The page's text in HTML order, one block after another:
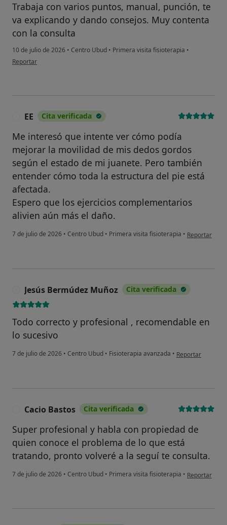
Trabaja con varios puntos, manual, punción, te
va explicando y dando consejos. Muy contenta
con la consulta
10 de julio de 2026 • Centro Ubud • Primera visita fisioterapia •
en opinión del usuario Marina
Reportar
EE Cita verificada
Me interesó que intente ver cómo podía
mejorar la movilidad de mis dedos gordos
según el estado de mi juanete. Pero también
entender cómo toda la estructura del pie está
afectada.
Espero que los ejercicios complementarios
alivien aún más el daño.
7 de julio de 2026 • Centro Ubud • Primera visita fisioterapia • en opinión
Reportar
Jesús Bermúdez Muñoz Cita verificada
Todo correcto y profesional , recomendable en
lo sucesivo
7 de julio de 2026 • Centro Ubud • Fisioterapia avanzada • en opinión del
Reportar
Cacio Bastos Cita verificada
Super profesional y habla con propiedad de
quien conoce el problema de lo que está
tratando, pronto volveré a la seguí te consulta.
7 de julio de 2026 • Centro Ubud • Primera visita fisioterapia • en opinión
Reportar